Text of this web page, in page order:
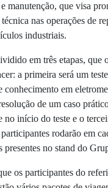
manutenção, que visa
nas operações de
industriais.
em três etapas, que
a primeira será um
conhecimento em
de um caso
no início do teste e o
rodarão em
presentes no stand do
os participantes do